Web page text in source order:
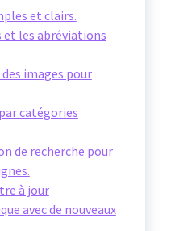
et clairs.
et les abréviations
images pour
catégories
de recherche pour
à jour
avec de nouveaux